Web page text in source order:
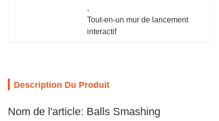
,
Tout-en-un mur de lancement
interactif
Description Du Produit
Nom de l'article: Balls Smashing